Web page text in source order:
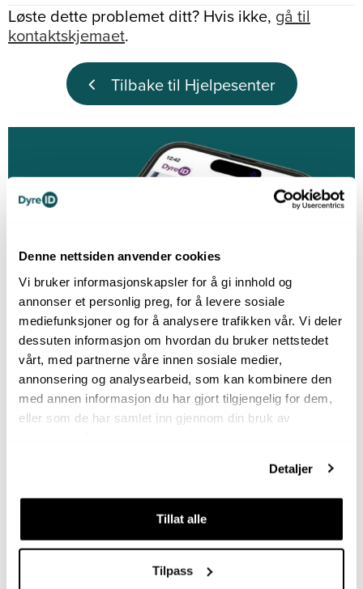
Denne nettsiden anvender cookies
Vi bruker informasjonskapsler for å gi innhold og
annonser et personlig preg, for å levere sosiale
mediefunksjoner og for å analysere trafikken vår. Vi deler
dessuten informasjon om hvordan du bruker nettstedet
vårt, med partnerne våre innen sosiale medier,
annonsering og analysearbeid, som kan kombinere den
med annen informasjon du har gjort tilgjengelig for dem,
eller som de har samlet inn gjennom din bruk av
Detaljer
Tillat alle
Tilpass
Løste dette problemet ditt? Hvis ikke, gå til
kontaktskjemaet.
Tilbake til Hjelpesenter
Alt om ditt dyr på ett sted
Last ned DyreID-appen så har du
alltid tilgang til helsedata og